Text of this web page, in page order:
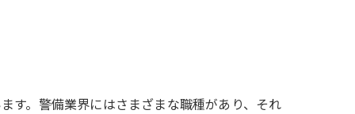
す。警備業界にはさまざまな職種があり、それ